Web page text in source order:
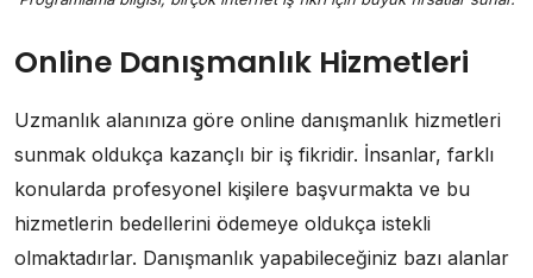
Online Danışmanlık Hizmetleri
Uzmanlık alanınıza göre online danışmanlık hizmetleri
sunmak oldukça kazançlı bir iş fikridir. İnsanlar, farklı
konularda profesyonel kişilere başvurmakta ve bu
hizmetlerin bedellerini ödemeye oldukça istekli
olmaktadırlar. Danışmanlık yapabileceğiniz bazı alanlar